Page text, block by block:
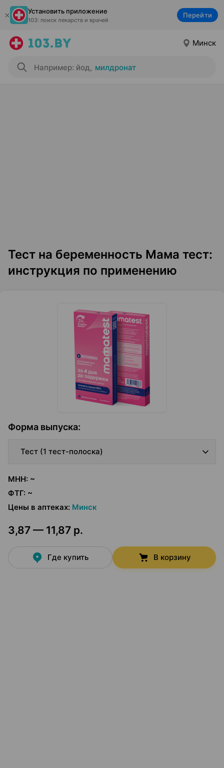
Установить приложение
103: поиск лекарств и врачей
Перейти
Минск
Например: йод, милдронат
Тест на беременность Мама тест:
инструкция по применению
Форма выпуска:
Тест (1 тест-полоска)
МНН: ~
ФТГ: ~
Цены в аптеках: Минск
3,87 — 11,87 р.
Где купить В корзину